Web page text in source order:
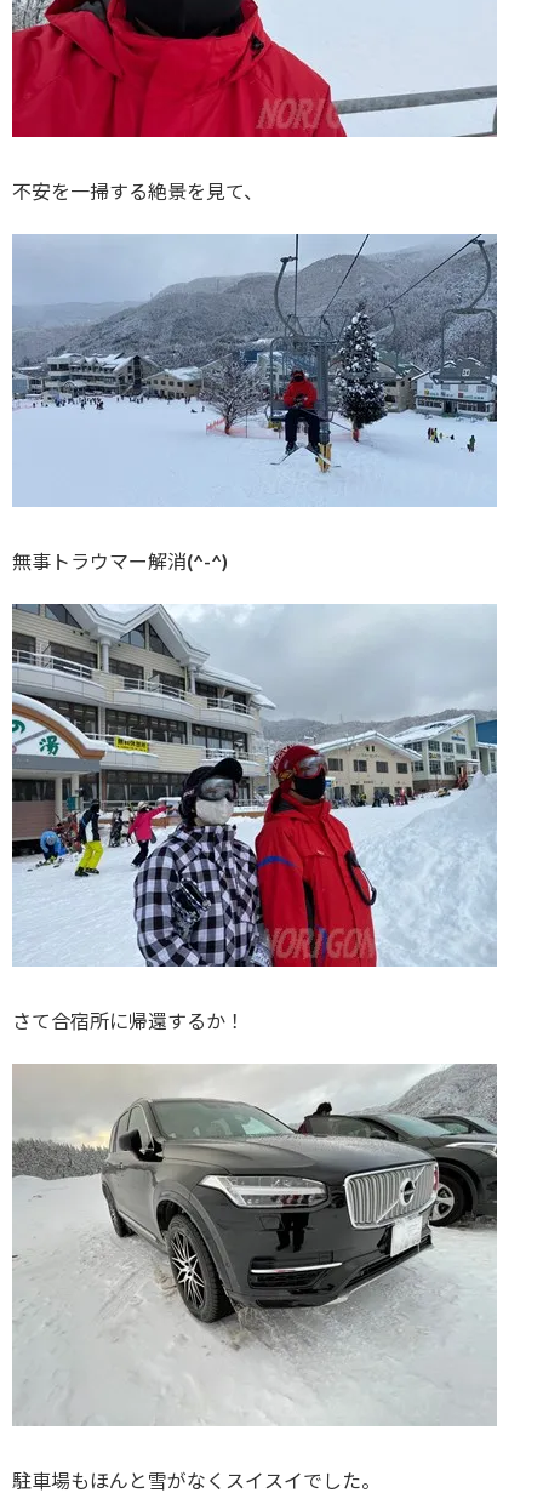
不安を一掃する絶景を見て、
無事トラウマー解消(^-^)
さて合宿所に帰還するか！
駐車場もほんと雪がなくスイスイでした。